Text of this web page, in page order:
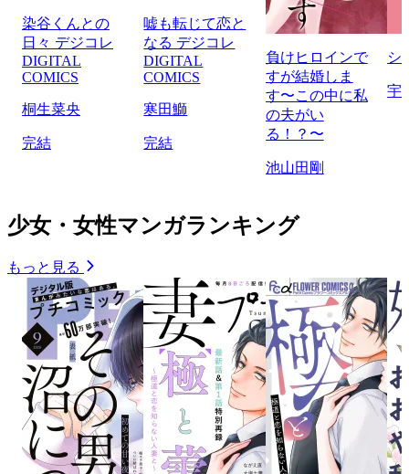
染谷くんとの
日々 デジコレ
DIGITAL
COMICS
桐生菜央
完結
嘘も転じて恋と
なる デジコレ
DIGITAL
COMICS
寒田鰤
完結
負けヒロインで
すが結婚しま
す〜この中に私
の夫がい
る！？〜
池山田剛
シ
宇
少女・女性マンガランキング
もっと見る